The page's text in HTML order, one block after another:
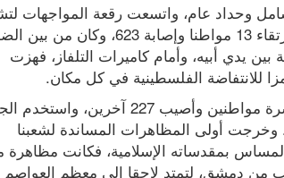
للانتفاضة الفلسطينية في كل مكان.